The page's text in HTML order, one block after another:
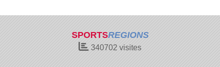
SPORTSREGIONS
340702 visites